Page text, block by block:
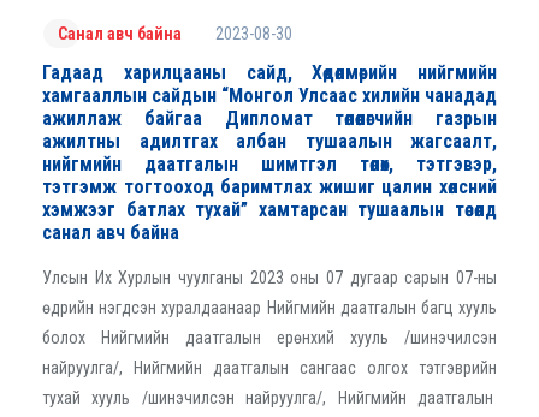
Санал авч байна 2023-08-30
Гадаад харилцааны сайд, Хөдөлмөрийн нийгмийн
хамгааллын сайдын “Mонгол Улсаас хилийн чанадад
ажиллаж байгаа Дипломат төлөөлөгчийн газрын
ажилтны адилтгах албан тушаалын жагсаалт,
нийгмийн даатгалын шимтгэл төлөх, тэтгэвэр,
тэтгэмж тогтооход баримтлах жишиг цалин хөлсний
хэмжээг батлах тухай” хамтарсан тушаалын төсөлд
санал авч байна
Улсын Их Хурлын чуулганы 2023 оны 07 дугаар сарын 07-ны
өдрийн нэгдсэн хуралдаанаар Нийгмийн даатгалын багц хууль
болох Нийгмийн даатгалын ерөнхий хууль /шинэчилсэн
найруулга/, Нийгмийн даатгалын сангаас олгох тэтгэврийн
тухай хууль /шинэчилсэн найруулга/, Нийгмийн даатгалын